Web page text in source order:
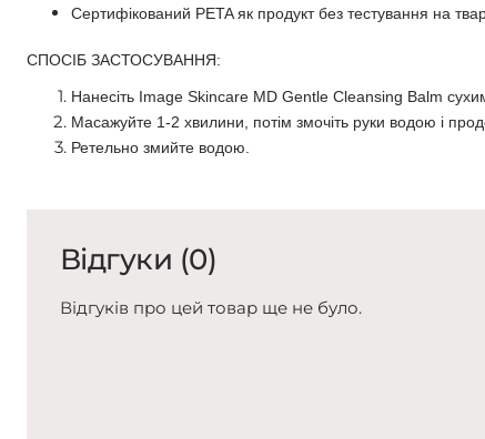
Сертифікований PETA як продукт без тестування на
СПОСІБ ЗАСТОСУВАННЯ:
Нанесіть Image Skincare MD Gentle Cleansing Balm
Масажуйте 1-2 хвилини, потім змочіть руки водою і
Ретельно змийте водою.
Відгуки (0)
Відгуків про цей товар ще не було.